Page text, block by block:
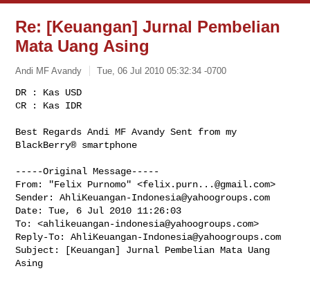
Re: [Keuangan] Jurnal Pembelian
Mata Uang Asing
Andi MF Avandy Tue, 06 Jul 2010 05:32:34 -0700
DR : Kas USD
CR : Kas IDR
Best Regards Andi MF Avandy Sent from my
BlackBerry® smartphone
-----Original Message-----
From: "Felix Purnomo" <felix.purn...@gmail.com>
Sender: AhliKeuangan-Indonesia@yahoogroups.com
Date: Tue, 6 Jul 2010 11:26:03
To: <ahlikeuangan-indonesia@yahoogroups.com>
Reply-To: AhliKeuangan-Indonesia@yahoogroups.com
Subject: [Keuangan] Jurnal Pembelian Mata Uang
Asing